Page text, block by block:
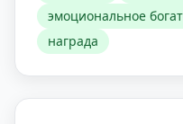
эмоциональное
награда